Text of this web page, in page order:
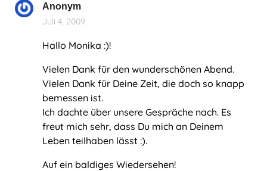
Anonym
Juli 4, 2009
Hallo Monika :)!
Vielen Dank für den wunderschönen Abend.
Vielen Dank für Deine Zeit, die doch so knapp
bemessen ist.
Ich dachte über unsere Gespräche nach. Es
freut mich sehr, dass Du mich an Deinem
Leben teilhaben lässt :).
Auf ein baldiges Wiedersehen!